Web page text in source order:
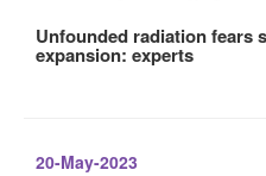
Unfounded radiation fears
expansion: experts
20-May-2023